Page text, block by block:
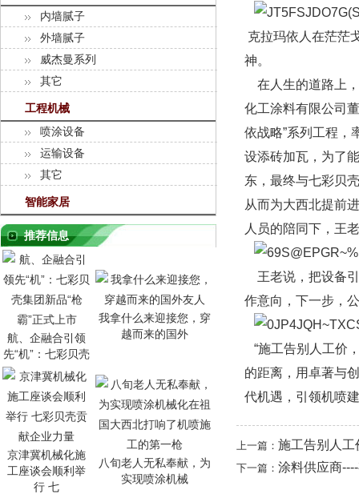
内墙腻子
外墙腻子
威杰曼系列
其它
工程机械
喷涂设备
运输设备
其它
智能家居
推荐信息
航、企融合引领
先“机”：七彩贝壳
我拿什么来迎接您，穿
越而来的国外
京津冀机械化施
工座谈会顺利举
行 七
八旬老人无私奉献，为
实现喷涂机械
克拉玛依人在茫茫
神。
在人生的道路上
化工涂料有限公司
依战略”系列工程，
设添砖加瓦，为了
东，最终与七彩贝
从而为大西北提前
人员的陪同下，王
王老说，把设备
作意向，下一步，
“施工告别人工价
的距离，用卓著与
代机遇，引领机喷
上一篇： 施工告别人工
下一篇： 涂料供应商